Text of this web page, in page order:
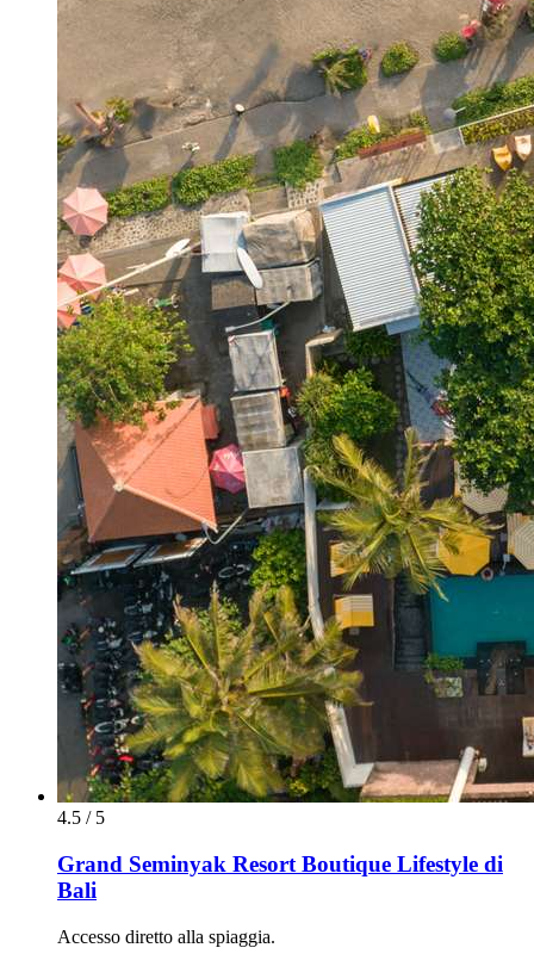
4.5 / 5
Grand Seminyak Resort Boutique Lifestyle di
Bali
Accesso diretto alla spiaggia.